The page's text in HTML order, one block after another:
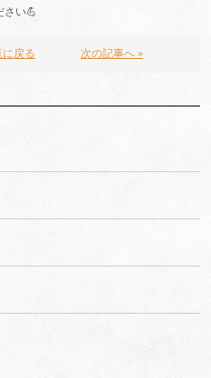
さい💪
に戻る 次の記事へ »